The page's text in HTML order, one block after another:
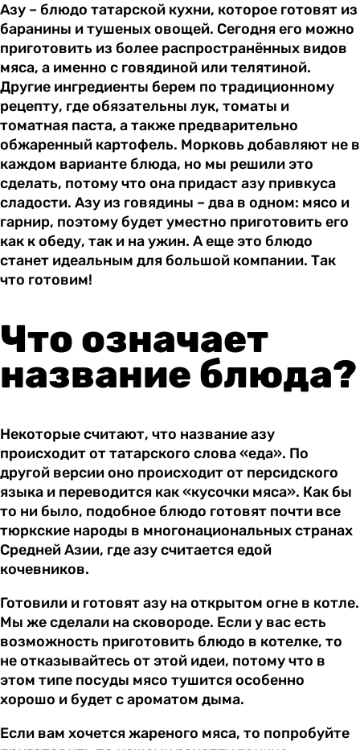
Азу – блюдо татарской кухни, которое готовят из
баранины и тушеных овощей. Сегодня его можно
приготовить из более распространённых видов
мяса, а именно с говядиной или телятиной.
Другие ингредиенты берем по традиционному
рецепту, где обязательны лук, томаты и
томатная паста, а также предварительно
обжаренный картофель. Морковь добавляют не в
каждом варианте блюда, но мы решили это
сделать, потому что она придаст азу привкуса
сладости. Азу из говядины – два в одном: мясо и
гарнир, поэтому будет уместно приготовить его
как к обеду, так и на ужин. А еще это блюдо
станет идеальным для большой компании. Так
что готовим!
Что означает
название блюда?
Некоторые считают, что название азу
происходит от татарского слова «еда». По
другой версии оно происходит от персидского
языка и переводится как «кусочки мяса». Как бы
то ни было, подобное блюдо готовят почти все
тюркские народы в многонациональных странах
Средней Азии, где азу считается едой
кочевников.
Готовили и готовят азу на открытом огне в котле.
Мы же сделали на сковороде. Если у вас есть
возможность приготовить блюдо в котелке, то
не отказывайтесь от этой идеи, потому что в
этом типе посуды мясо тушится особенно
хорошо и будет с ароматом дыма.
Если вам хочется жареного мяса, то попробуйте